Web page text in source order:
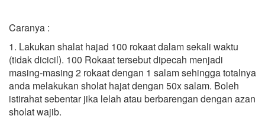
Caranya :
1. Lakukan shalat hajad 100 rokaat dalam sekali waktu
(tidak dicicil). 100 Rokaat tersebut dipecah menjadi
masing-masing 2 rokaat dengan 1 salam sehingga totalnya
anda melakukan sholat hajat dengan 50x salam. Boleh
istirahat sebentar jika lelah atau berbarengan dengan azan
sholat wajib.